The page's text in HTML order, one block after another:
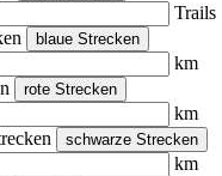
Trails
blaue Strecken
km
rote Strecken
km
schwarze Strecken
km